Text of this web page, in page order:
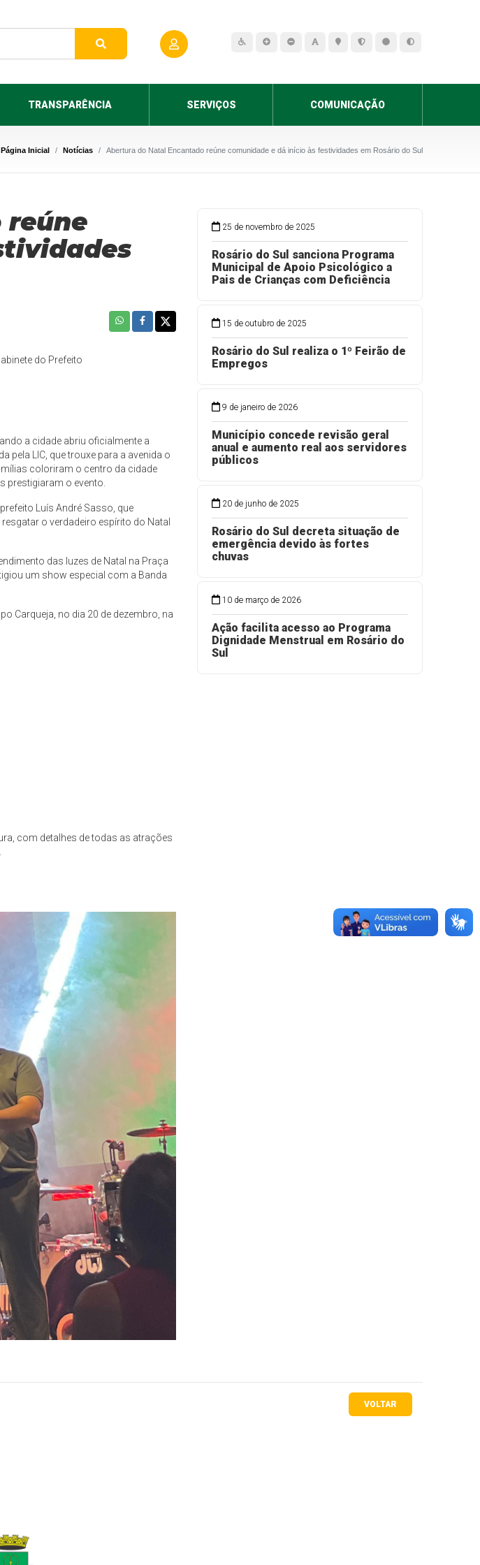
TRANSPARÊNCIA SERVIÇOS COMUNICAÇÃO
Página Inicial Notícias Abertura do Natal Encantado reúne comunidade e dá início às festividades em Rosário do Sul
reúne
do Prefeito
a cidade abriu oficialmente a
pela LIC, que trouxe para a avenida o
coloriram o centro da cidade
prestigiaram o evento.
Luís André Sasso, que
o verdadeiro espírito do Natal
das luzes de Natal na Praça
um show especial com a Banda
Carqueja, no dia 20 de dezembro, na
com detalhes de todas as atrações
25 de novembro de 2025
Rosário do Sul sanciona Programa
Municipal de Apoio Psicológico a
Pais de Crianças com Deficiência
15 de outubro de 2025
Rosário do Sul realiza o 1º Feirão de
Empregos
9 de janeiro de 2026
Município concede revisão geral
anual e aumento real aos servidores
públicos
20 de junho de 2025
Rosário do Sul decreta situação de
emergência devido às fortes
chuvas
10 de março de 2026
Ação facilita acesso ao Programa
Dignidade Menstrual em Rosário do
Sul
VOLTAR